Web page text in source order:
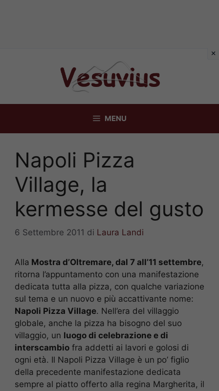
MENU
Napoli Pizza
Village, la
kermesse del gusto
6 Settembre 2011 di Laura Landi
Alla Mostra d’Oltremare, dal 7 all’11 settembre,
ritorna l’appuntamento con una manifestazione
dedicata tutta alla pizza, con qualche variazione
sul tema e un nuovo e più accattivante nome:
Napoli Pizza Village. Nell’era del villaggio
globale, anche la pizza ha bisogno del suo
villaggio, un luogo di celebrazione e di
interscambio fra addetti ai lavori e golosi di
ogni età. Il Napoli Pizza Village è un po’ figlio
della precedente manifestazione dedicata
sempre al piatto offerto alla regina Margherita, il